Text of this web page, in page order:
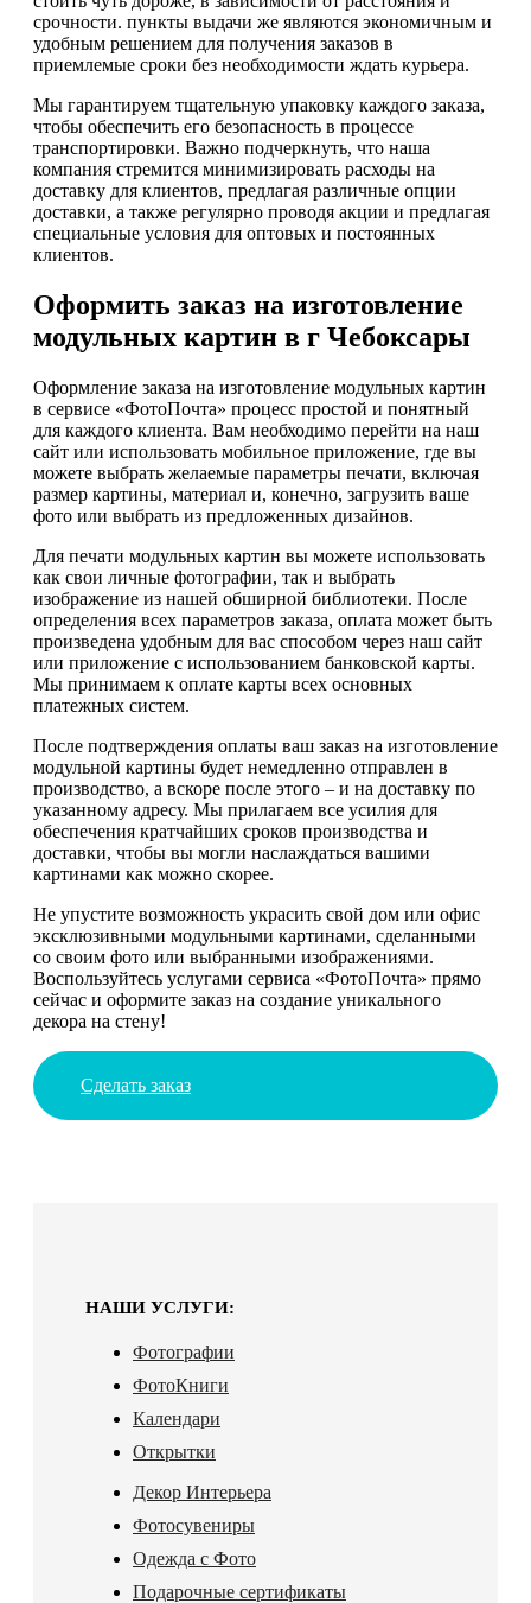
срочности. пункты выдачи же являются экономичным и
удобным решением для получения заказов в
приемлемые сроки без необходимости ждать курьера.
Мы гарантируем тщательную упаковку каждого заказа,
чтобы обеспечить его безопасность в процессе
транспортировки. Важно подчеркнуть, что наша
компания стремится минимизировать расходы на
доставку для клиентов, предлагая различные опции
доставки, а также регулярно проводя акции и предлагая
специальные условия для оптовых и постоянных
клиентов.
Оформить заказ на изготовление
модульных картин в г Чебоксары
Оформление заказа на изготовление модульных картин
в сервисе «ФотоПочта» процесс простой и понятный
для каждого клиента. Вам необходимо перейти на наш
сайт или использовать мобильное приложение, где вы
можете выбрать желаемые параметры печати, включая
размер картины, материал и, конечно, загрузить ваше
фото или выбрать из предложенных дизайнов.
Для печати модульных картин вы можете использовать
как свои личные фотографии, так и выбрать
изображение из нашей обширной библиотеки. После
определения всех параметров заказа, оплата может быть
произведена удобным для вас способом через наш сайт
или приложение с использованием банковской карты.
Мы принимаем к оплате карты всех основных
платежных систем.
После подтверждения оплаты ваш заказ на изготовление
модульной картины будет немедленно отправлен в
производство, а вскоре после этого – и на доставку по
указанному адресу. Мы прилагаем все усилия для
обеспечения кратчайших сроков производства и
доставки, чтобы вы могли наслаждаться вашими
картинами как можно скорее.
Не упустите возможность украсить свой дом или офис
эксклюзивными модульными картинами, сделанными
со своим фото или выбранными изображениями.
Воспользуйтесь услугами сервиса «ФотоПочта» прямо
сейчас и оформите заказ на создание уникального
декора на стену!
Сделать заказ
НАШИ УСЛУГИ:
Фотографии
ФотоКниги
Календари
Открытки
Декор Интерьера
Фотосувениры
Одежда с Фото
Подарочные сертификаты